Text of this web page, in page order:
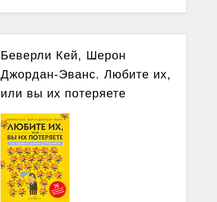
Беверли Кей, Шерон
Джордан-Эванс. Любите их,
или вы их потеряете